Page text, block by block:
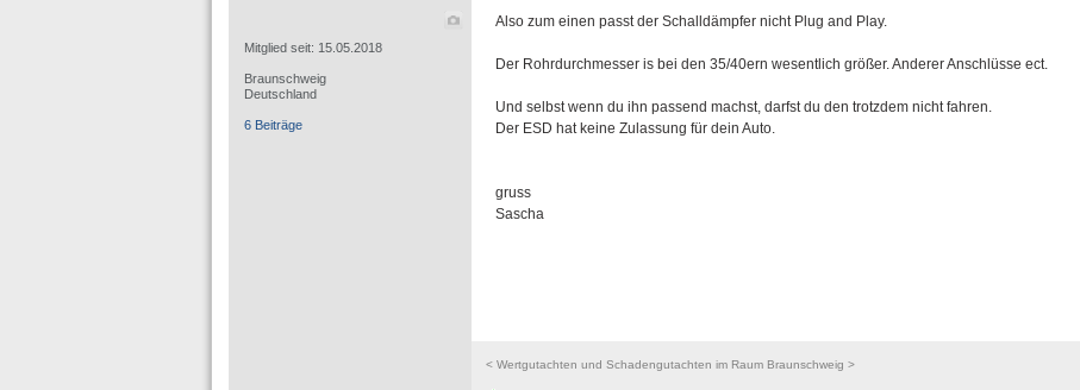
Mitglied seit: 15.05.2018
Braunschweig
Deutschland
6 Beiträge
Also zum einen passt der Schalldämpfer nicht Plug and Play.
Der Rohrdurchmesser is bei den 35/40ern wesentlich größer. Anderer Anschlüsse ect.
Und selbst wenn du ihn passend machst, darfst du den trotzdem nicht fahren.
Der ESD hat keine Zulassung für dein Auto.
gruss
Sascha
< Wertgutachten und Schadengutachten im Raum Braunschweig >